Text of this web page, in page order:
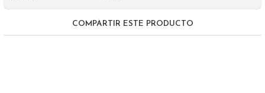
COMPARTIR ESTE PRODUCTO